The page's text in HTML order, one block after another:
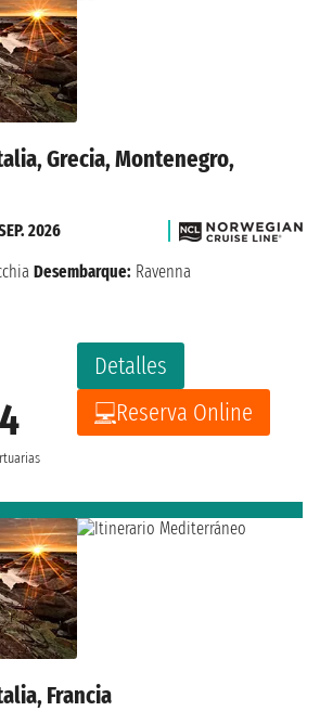
Grecia, Montenegro,
Detalles
Reserva Online
2026
Desembarque: Ravenna
Francia